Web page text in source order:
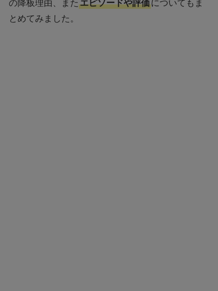
の降板理由、またエピソードや評価についてもま
とめてみました。